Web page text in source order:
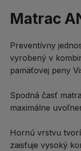
Matrac
Preventívny
vyrobený v
pamäťovej peny
Spodná časť
maximálne
Hornú vrstvu
zaisťuje vysoký